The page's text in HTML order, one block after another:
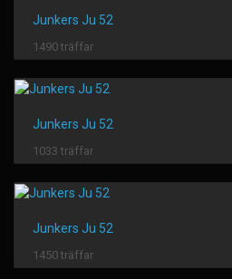
Junkers Ju 52
1490 träffar
Junkers Ju 52
1033 träffar
Junkers Ju 52
1450 träffar